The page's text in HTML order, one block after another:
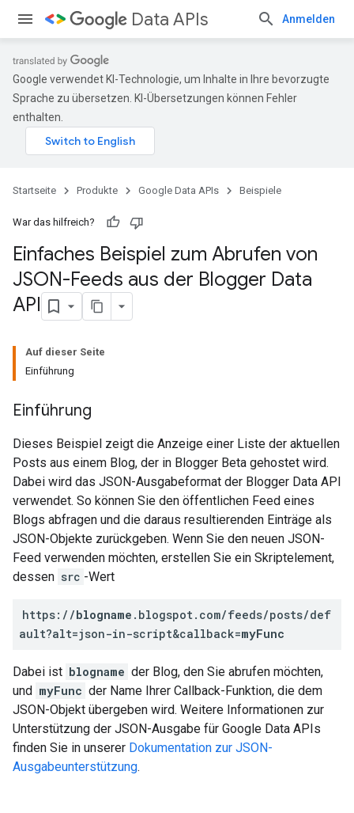
Data APIs Anmelden
Google verwendet KI-Technologie, um Inhalte in Ihre bevorzugte
Sprache zu übersetzen. KI-Übersetzungen können Fehler
enthalten.
Startseite Produkte Google Data APIs Beispiele
War das hilfreich?
Einfaches Beispiel zum Abrufen von
JSON-Feeds aus der Blogger Data
API
Auf dieser Seite
Einführung
Einführung
Dieses Beispiel zeigt die Anzeige einer Liste der aktuellen
Posts aus einem Blog, der in Blogger Beta gehostet wird.
Dabei wird das JSON-Ausgabeformat der Blogger Data API
verwendet. So können Sie den öffentlichen Feed eines
Blogs abfragen und die daraus resultierenden Einträge als
JSON-Objekte zurückgeben. Wenn Sie den neuen JSON-
Feed verwenden möchten, erstellen Sie ein Skriptelement,
dessen src -Wert
https://blogname .blogspot.com/feeds/posts/def
ault?alt=json-in-script&callback=myFunc
Dabei ist blogname der Blog, den Sie abrufen möchten,
und myFunc der Name Ihrer Callback-Funktion, die dem
JSON-Objekt übergeben wird. Weitere Informationen zur
Unterstützung der JSON-Ausgabe für Google Data APIs
finden Sie in unserer Dokumentation zur JSON-
Ausgabeunterstützung.